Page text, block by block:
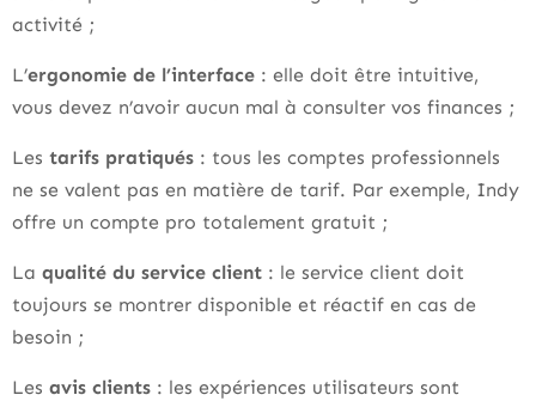
activité ;
L’ergonomie de l’interface : elle doit être intuitive,
vous devez n’avoir aucun mal à consulter vos finances ;
Les tarifs pratiqués : tous les comptes professionnels
ne se valent pas en matière de tarif. Par exemple, Indy
offre un compte pro totalement gratuit ;
La qualité du service client : le service client doit
toujours se montrer disponible et réactif en cas de
besoin ;
Les avis clients : les expériences utilisateurs sont